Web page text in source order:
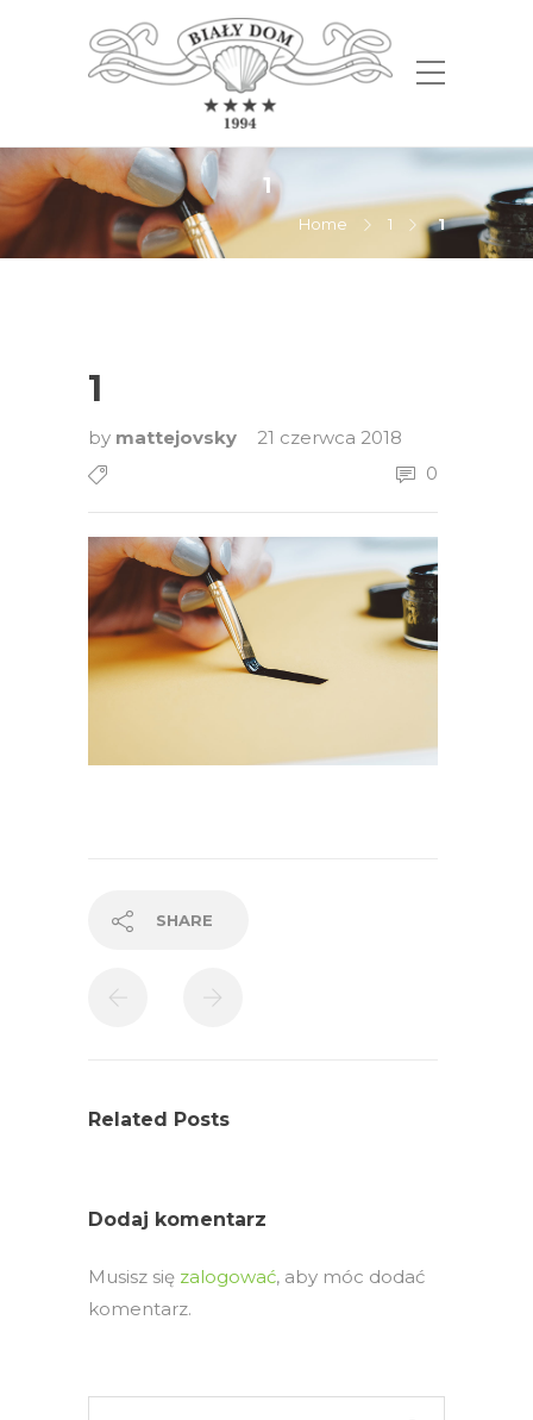
1
Home 1 1
1
by mattejovsky
21 czerwca 2018
0
SHARE
Related Posts
Dodaj komentarz
Musisz się zalogować, aby móc dodać
komentarz.